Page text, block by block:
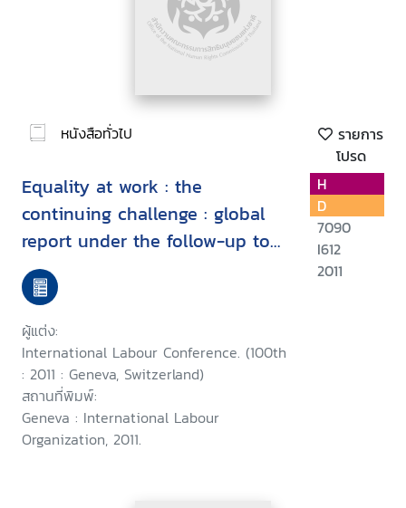
หนังสือทั่วไป
รายการ
โปรด
Equality at work : the
continuing challenge : global
report under the follow-up to
the ILO Declaration on
Fundamental Principles and
Rights at Work
ผู้แต่ง:
International Labour Conference. (100th
: 2011 : Geneva, Switzerland)
สถานที่พิมพ์:
Geneva : International Labour
Organization, 2011.
H
D
7090
I612
2011